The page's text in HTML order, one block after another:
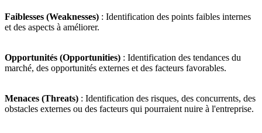
Faiblesses (Weaknesses) : Identification des points faibles internes
et des aspects à améliorer.
Opportunités (Opportunities) : Identification des tendances du
marché, des opportunités externes et des facteurs favorables.
Menaces (Threats) : Identification des risques, des concurrents, des
obstacles externes ou des facteurs qui pourraient nuire à l'entreprise.